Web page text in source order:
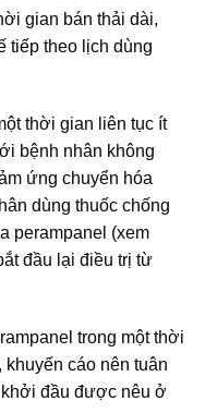
gian bán thải dài,
tiếp theo lịch dùng
thời gian liên tục ít
bệnh nhân không
ứng chuyển hóa
dùng thuốc chống
perampanel (xem
đầu lại điều trị từ
trong một thời
cáo nên tuân
đầu được nêu ở